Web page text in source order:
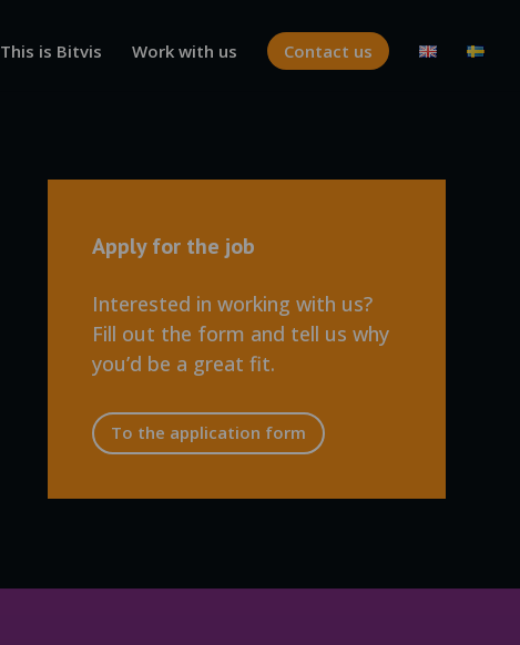
This is Bitvis Work with us Contact us
Apply for the job
Interested in working with us?
Fill out the form and tell us why
you’d be a great fit.
To the application form